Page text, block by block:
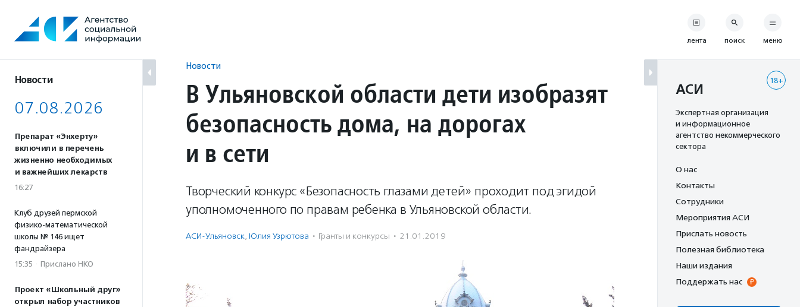
содержанию
Новости
07.08.2026
Препарат «Энхерту»
включили в перечень
жизненно необходимых
и важнейших лекарств
16:27
Клуб друзей пермской
физико-математической
школы № 146 ищет
фандрайзера
15:35 · Прислано НКО
Проект «Школьный друг»
открыл набор участников
Новости
В Ульяновской области дети изобразят
безопасность дома, на дорогах
и в сети
Творческий конкурс «Безопасность глазами детей» проходит под эгидой
уполномоченного по правам ребенка в Ульяновской области.
АСИ-Ульяновск, Юлия Узрютова · Гранты и конкурсы · 21.01.2019
лента поиск меню
18+
АСИ
Экспертная организация
и информационное
агентство некоммерческого
сектора
О нас
Контакты
Сотрудники
Мероприятия АСИ
Прислать новость
Полезная библиотека
Наши издания
Поддержать нас